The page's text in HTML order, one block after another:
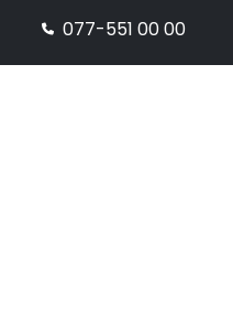
077-551 00 00